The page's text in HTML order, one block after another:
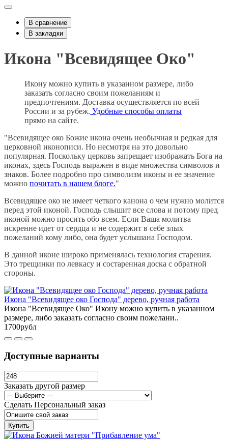
В сравнение
В закладки
Икона "Всевидящее Око"
Икону можно купить в указанном размере, либо
заказать согласно своим пожеланиям и
предпочтениям. Доставка осуществляется по всей
России и за рубеж. Удобные способы оплаты
прямо на сайте.
"Всевидящее око Божие икона очень необычная и редкая для
церковной иконописи. Но несмотря на это довольно
популярная. Поскольку церковь запрещает изображать Бога на
иконах, здесь Господь выражен в виде множества символов и
знаков. Более подробно про символизм иконы и ее значение
можно почитать в нашем блоге."
Всевидящее око не имеет четкого канона о чем нужно молится
перед этой иконой. Господь слышит все слова и потому пред
иконой можно просить обо всем. Если Ваша молитва
искренне идет от сердца и не содержит в себе злых
пожеланий кому либо, она будет услышана Господом.
В данной иконе широко применялась технология старения.
Это трещинки по левкасу и состаренная доска с обратной
стороны.
Икона "Всевидящее око Господа" дерево, ручная работа
Икона "Всевидящее Око" Икону можно купить в указанном
размере, либо заказать согласно своим пожелани..
1700рубл
Доступные варианты
Заказать другой размер
Сделать Персональный заказ
Купить